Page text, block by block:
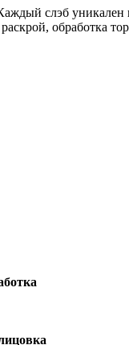
слэб уникален
обработка